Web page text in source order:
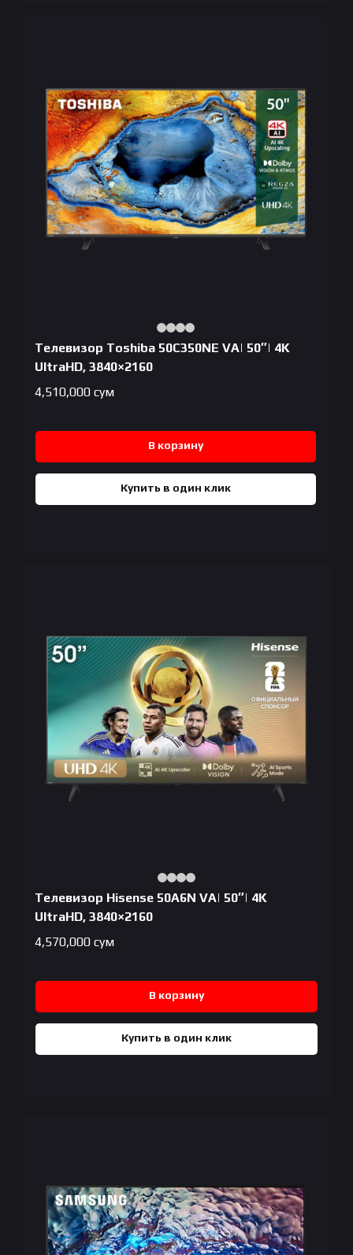
Телевизор Toshiba 50C350NE VA| 50″| 4K
UltraHD, 3840×2160
4,510,000 сум
В корзину
Купить в один клик
Телевизор Hisense 50A6N VA| 50″| 4K
UltraHD, 3840×2160
4,570,000 сум
В корзину
Купить в один клик